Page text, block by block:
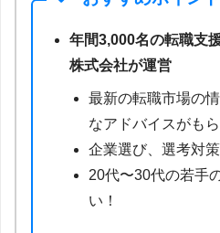
年間3,000名の転職支
株式会社が運営
最新の転職市場の
なアドバイスがも
企業選び、選考対
20代〜30代の若手
い！